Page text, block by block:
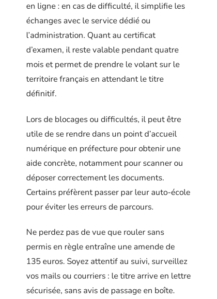
en ligne : en cas de difficulté, il simplifie les
échanges avec le service dédié ou
l’administration. Quant au certificat
d’examen, il reste valable pendant quatre
mois et permet de prendre le volant sur le
territoire français en attendant le titre
définitif.
Lors de blocages ou difficultés, il peut être
utile de se rendre dans un point d’accueil
numérique en préfecture pour obtenir une
aide concrète, notamment pour scanner ou
déposer correctement les documents.
Certains préfèrent passer par leur auto-école
pour éviter les erreurs de parcours.
Ne perdez pas de vue que rouler sans
permis en règle entraîne une amende de
135 euros. Soyez attentif au suivi, surveillez
vos mails ou courriers : le titre arrive en lettre
sécurisée, sans avis de passage en boîte.